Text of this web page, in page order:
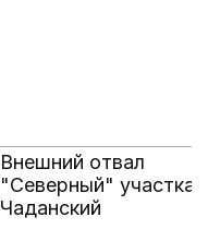
Внешний отвал
"Северный" участка
Чаданский